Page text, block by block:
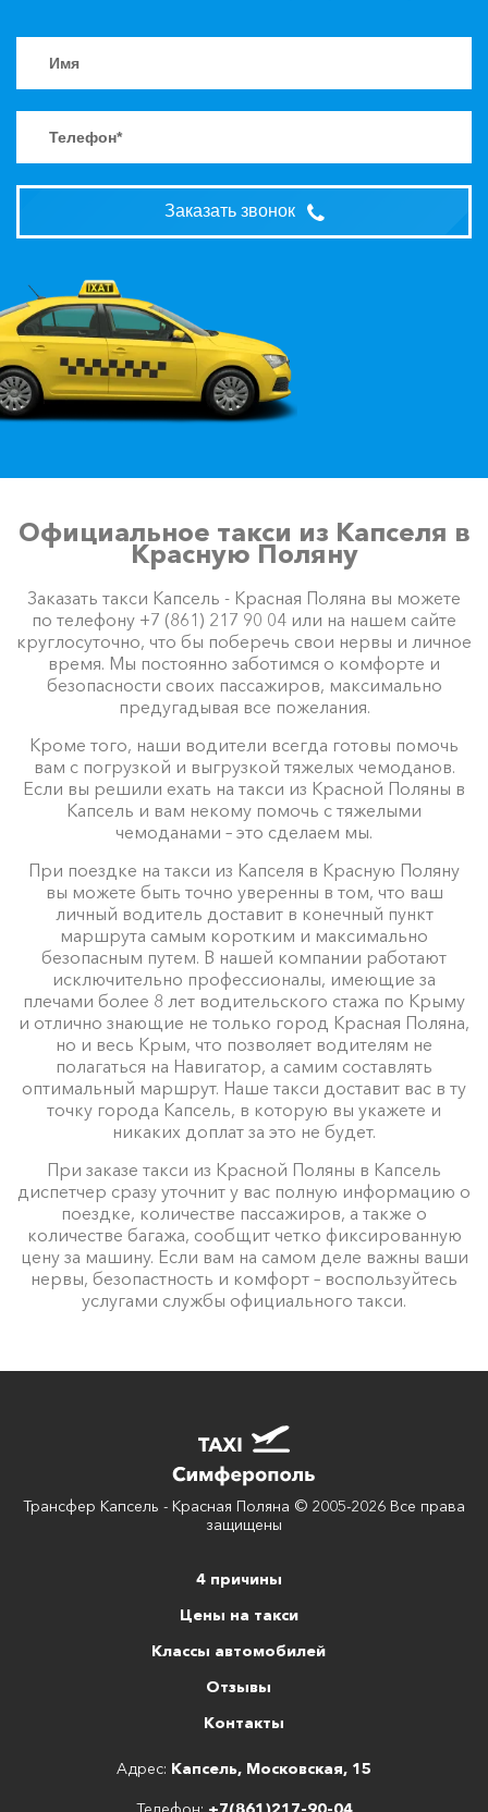
Заказать звонок
Официальное такси из Капселя в
Красную Поляну
Заказать такси Капсель - Красная Поляна вы можете
по телефону +7 (861) 217 90 04 или на нашем сайте
круглосуточно, что бы поберечь свои нервы и личное
время. Мы постоянно заботимся о комфорте и
безопасности своих пассажиров, максимально
предугадывая все пожелания.
Кроме того, наши водители всегда готовы помочь
вам с погрузкой и выгрузкой тяжелых чемоданов.
Если вы решили ехать на такси из Красной Поляны в
Капсель и вам некому помочь с тяжелыми
чемоданами – это сделаем мы.
При поездке на такси из Капселя в Красную Поляну
вы можете быть точно уверенны в том, что ваш
личный водитель доставит в конечный пункт
маршрута самым коротким и максимально
безопасным путем. В нашей компании работают
исключительно профессионалы, имеющие за
плечами более 8 лет водительского стажа по Крыму
и отлично знающие не только город Красная Поляна,
но и весь Крым, что позволяет водителям не
полагаться на Навигатор, а самим составлять
оптимальный маршрут. Наше такси доставит вас в ту
точку города Капсель, в которую вы укажете и
никаких доплат за это не будет.
При заказе такси из Красной Поляны в Капсель
диспетчер сразу уточнит у вас полную информацию о
поездке, количестве пассажиров, а также о
количестве багажа, сообщит четко фиксированную
цену за машину. Если вам на самом деле важны ваши
нервы, безопастность и комфорт – воспользуйтесь
услугами службы официального такси.
Трансфер Капсель - Красная Поляна © 2005-2026 Все права
защищены
4 причины
Цены на такси
Классы автомобилей
Отзывы
Контакты
Адрес: Капсель, Московская, 15